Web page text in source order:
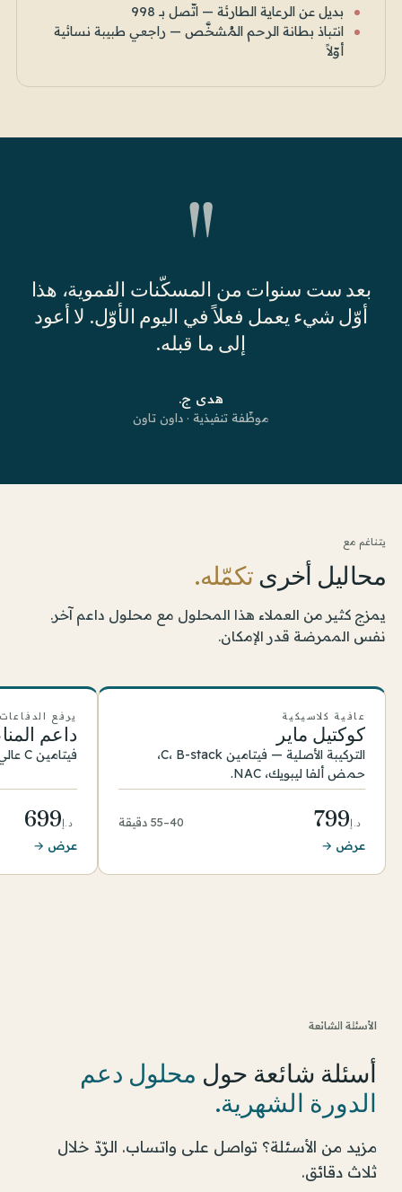
بديل عن الرعاية الطارئة — اتّصل بـ 998
انتباذ بطانة الرحم المُشخَّص — راجعي طبيبة نسائية
أوّلاً
"
بعد ست سنوات من المسكّنات الفموية، هذا
أوّل شيء يعمل فعلاً في اليوم الأوّل. لا أعود
إلى ما قبله.
هدى ج.
موظّفة تنفيذية · داون تاون
يتناغم مع
محاليل أخرى تكمّله.
يمزج كثير من العملاء هذا المحلول مع محلول داعم آخر.
نفس الممرضة قدر الإمكان.
عافية كلاسيكية
كوكتيل ماير
التركيبة الأصلية — فيتامين C، B-stack،
حمض ألفا ليبويك، NAC.
د.إ799
40–55 دقيقة
عرض →
يرفع
داعم
فيتامين C عالي الجرعة وB-vits مع مغنيسيوم.
د.إ699
عرض →
الأسئلة الشائعة
أسئلة شائعة حول محلول دعم
الدورة الشهرية.
مزيد من الأسئلة؟ تواصل على واتساب. الرّدّ خلال
ثلاث دقائق.